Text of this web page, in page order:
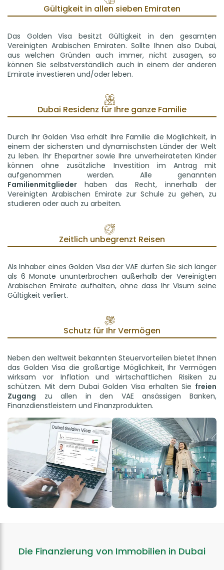
Gültigkeit in allen sieben Emiraten
Das Golden Visa besitzt Gültigkeit in den gesamten
Vereinigten Arabischen Emiraten. Sollte Ihnen also Dubai,
aus welchen Gründen auch immer, nicht zusagen, so
können Sie selbstverständlich auch in einem der anderen
Emirate investieren und/oder leben.
Dubai Residenz für Ihre ganze Familie
Durch Ihr Golden Visa erhält Ihre Familie die Möglichkeit, in
einem der sichersten und dynamischsten Länder der Welt
zu leben. Ihr Ehepartner sowie Ihre unverheirateten Kinder
können ohne zusätzliche Investition im Antrag mit
aufgenommen werden. Alle genannten
Familienmitglieder haben das Recht, innerhalb der
Vereinigten Arabischen Emirate zur Schule zu gehen, zu
studieren oder auch zu arbeiten.
Zeitlich unbegrenzt Reisen
Als Inhaber eines Golden Visa der VAE dürfen Sie sich länger
als 6 Monate ununterbrochen außerhalb der Vereinigten
Arabischen Emirate aufhalten, ohne dass Ihr Visum seine
Gültigkeit verliert.
Schutz für Ihr Vermögen
Neben den weltweit bekannten Steuervorteilen bietet Ihnen
das Golden Visa die großartige Möglichkeit, Ihr Vermögen
wirksam vor Inflation und wirtschaftlichen Risiken zu
schützen. Mit dem Dubai Golden Visa erhalten Sie freien
Zugang zu allen in den VAE ansässigen Banken,
Finanzdienstleistern und Finanzprodukten.
Die Finanzierung von Immobilien in Dubai